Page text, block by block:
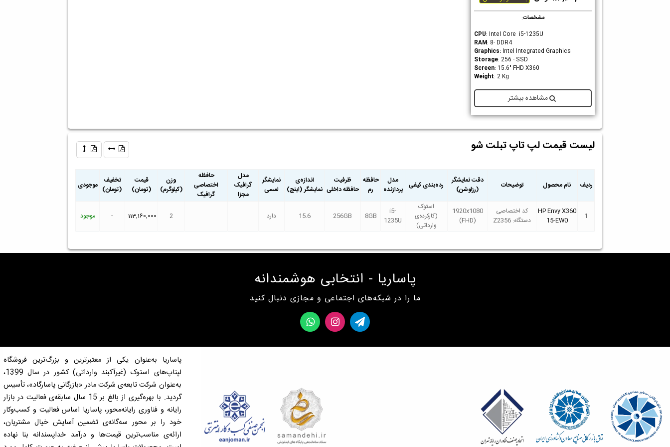
مشخصات:
CPU: Intel Core i5-1235U
RAM: 8- DDR4
Graphics: Intel Integrated Graphics
Storage: 256 - SSD
Screen: 15.6" FHD X360
Weight: 2 Kg
مشاهده بیشتر
لیست قیمت لپ تاپ تبلت شو
ردیف نام محصول توضیحات
دقت نمایشگر
(رزلوشن)
رده‌بندی کیفی
مدل
پردازنده
حافظه
رم
ظرفیت
حافظه داخلی
اندازه‌ی
نمایشگر (اینچ)
نمایشگر
لمسی
مدل
گرافیک
مجزا
حافظه
اختصاصی
گرافیک
وزن
(کیلوگرم)
قیمت
(تومان)
تخفیف
(تومان) موجودی
1
HP Envy X360
15-EW0
کد اختصاصی
دستگاه: Z2356
1920x1080
(FHD)
استوک
(کارکرده‌ی
وارداتی)
i5-
1235U
8GB
256GB
15.6 دارد 2
113,160,000
- موجود
پاساریا - انتخابی هوشمندانه
ما را در شبکه‌های اجتماعی و مجازی دنبال کنید
پاساریا به‌عنوان یکی از معتبرترین و بزرگ‌ترین فروشگاه
لپتاپ‌های استوک (غیرآکبند وارداتی) کشور در سال 1399،
به‌عنوان شرکت تابعه‌ی شرکت مادر «بازرگانی پاسارگاد»، تأسیس
گردید. با بهره‌گیری از بالغ بر 15 سال سابقه‌ی فعالیت در بازار
رایانه و فناوری رایانه‌محور، پاساریا اساس فعالیت و کسب‌وکار
خود را بر محور سه‌گانه‌ی تضمین آسایش خیال مشتریان،
ارائه‌ی مناسب‌ترین قیمت‌ها و درآمد خداپسندانه بنا نهاده